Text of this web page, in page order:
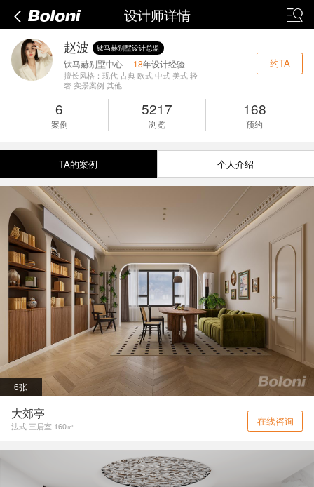
设计师详情
赵波 钛马赫别墅设计总监
钛马赫别墅中心 18年设计经验
擅长风格：现代 古典 欧式 中式 美式 轻
奢 实景案例 其他
约TA
6
案例
5217
浏览
168
预约
TA的案例 个人介绍
6张
大郊亭
法式 三居室 160㎡ 在线咨询